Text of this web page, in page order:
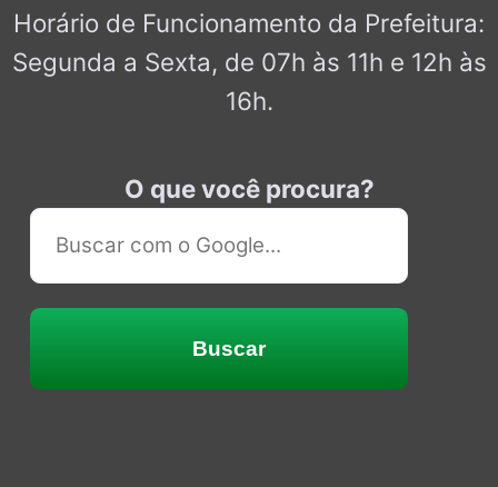
Horário de Funcionamento da Prefeitura:
Segunda a Sexta, de 07h às 11h e 12h às
16h.
O que você procura?
Buscar